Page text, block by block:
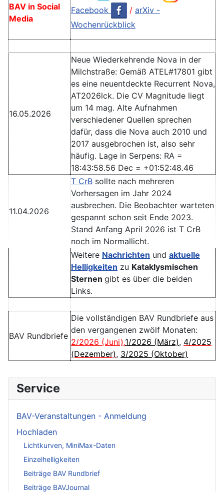
BAV in Social
Media
Facebook / arXiv -
Wochenrückblick
16.05.2026
Neue Wiederkehrende Nova in der
Milchstraße: Gemäß ATEL#17801 gibt
es eine neuentdeckte Recurrent Nova,
AT2026lck. Die CV Magnitude liegt
um 14 mag. Alte Aufnahmen
verschiedener Quellen sprechen
dafür, dass die Nova auch 2010 und
2017 ausgebrochen ist, also sehr
häufig. Lage in Serpens: RA =
18:43:58.56 Dec = +01:52:48.46
11.04.2026
T CrB sollte nach mehreren
Vorhersagen im Jahr 2024
ausbrechen. Die Beobachter warteten
gespannt schon seit Ende 2023.
Stand Anfang April 2026 ist T CrB
noch im Normallicht.
Weitere Nachrichten und aktuelle
Helligkeiten zu Kataklysmischen
Sternen gibt es über die beiden
Links.
BAV Rundbriefe
Die vollständigen BAV Rundbriefe aus
den vergangenen zwölf Monaten:
2/2026 (Juni),1/2026 (März), 4/2025
(Dezember), 3/2025 (Oktober)
Service
BAV-Veranstaltungen - Anmeldung
Hochladen
Lichtkurven, MiniMax-Daten
Einzelhelligkeiten
Beiträge BAV Rundbrief
Beiträge BAVJournal